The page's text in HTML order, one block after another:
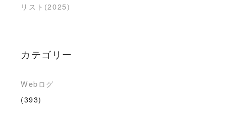
リスト(2025)
カテゴリー
Webログ
(393)